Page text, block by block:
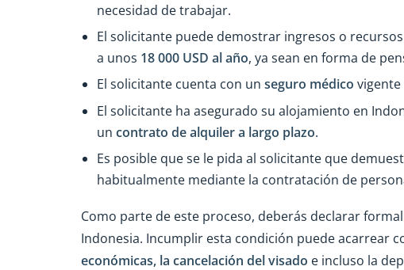
necesidad de trabajar.
El solicitante puede demostrar ingresos o
a unos 18 000 USD al año, ya sean en forma de
El solicitante cuenta con un seguro médico vigente
El solicitante ha asegurado su alojamiento en
un contrato de alquiler a largo plazo.
Es posible que se le pida al solicitante que
habitualmente mediante la contratación de
Como parte de este proceso, deberás declarar
Indonesia. Incumplir esta condición puede acarrear
económicas, la cancelación del visado e incluso la